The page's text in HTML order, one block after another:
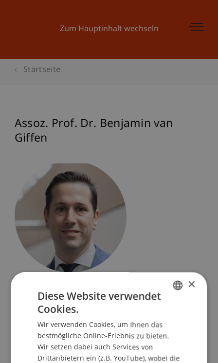
Zum Hauptinhalt wechseln
Startseite
Assoz. Prof. Dr. Benjamin van
Giffen
Assoziierter Professor
Information Systems und Digital Innovation
Universität Liechtenstein
Fürst-Franz-Josef-Strasse
9490 Vaduz
Liechtenstein
×
Diese Website verwendet
Cookies.
Wir verwenden Cookies, um Ihnen das
bestmögliche Online-Erlebnis zu bieten.
Wir setzen dabei auch Services von
Drittanbietern ein (z.B. YouTube), wobei die